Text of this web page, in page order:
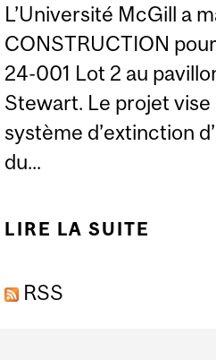
L’Université McGill a
CONSTRUCTION
24-001 Lot 2 au
Stewart. Le projet vise
système d’extinction
du...
LIRE LA SUITE
RSS